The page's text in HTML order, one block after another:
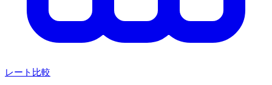
レート比較